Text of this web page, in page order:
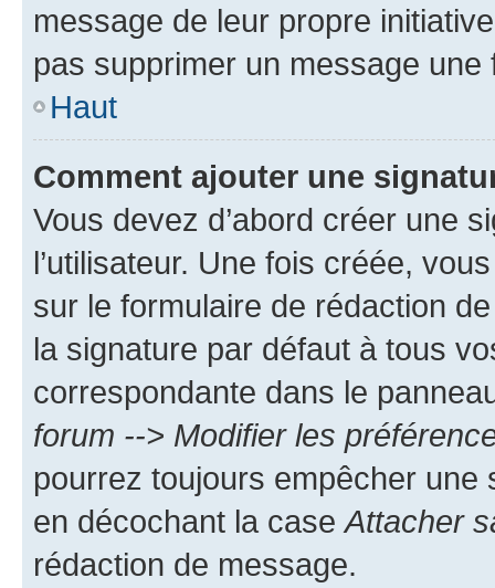
message de leur propre
pas supprimer un message une
Haut
Comment ajouter une
Vous devez d’abord créer une
l’utilisateur. Une fois créée,
sur le formulaire de rédaction
la signature par défaut à tous
correspondante dans le
forum --> Modifier les
pourrez toujours empêcher une
en décochant la case Attacher
rédaction de message.